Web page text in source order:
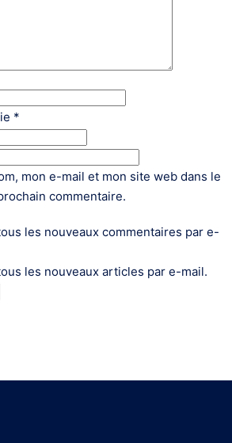
*
mon e-mail et mon site web dans le
commentaire.
les nouveaux commentaires par e-
les nouveaux articles par e-mail.